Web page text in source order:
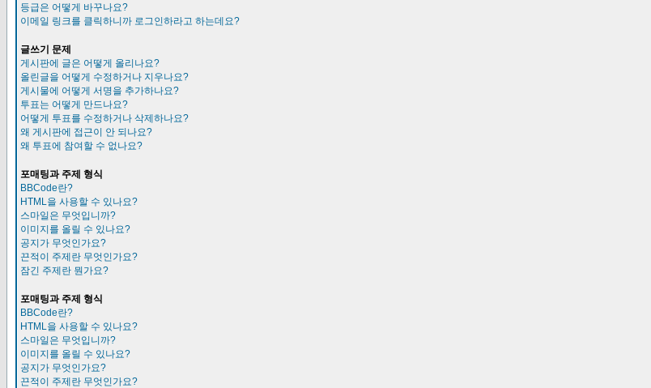
등급은 어떻게 바꾸나요?
이메일 링크를 클릭하니까 로그인하라고 하는데요?
글쓰기 문제
게시판에 글은 어떻게 올리나요?
올린글을 어떻게 수정하거나 지우나요?
게시물에 어떻게 서명을 추가하나요?
투표는 어떻게 만드나요?
어떻게 투표를 수정하거나 삭제하나요?
왜 게시판에 접근이 안 되나요?
왜 투표에 참여할 수 없나요?
포매팅과 주제 형식
BBCode란?
HTML을 사용할 수 있나요?
스마일은 무엇입니까?
이미지를 올릴 수 있나요?
공지가 무엇인가요?
끈적이 주제란 무엇인가요?
잠긴 주제란 뭔가요?
포매팅과 주제 형식
BBCode란?
HTML을 사용할 수 있나요?
스마일은 무엇입니까?
이미지를 올릴 수 있나요?
공지가 무엇인가요?
끈적이 주제란 무엇인가요?